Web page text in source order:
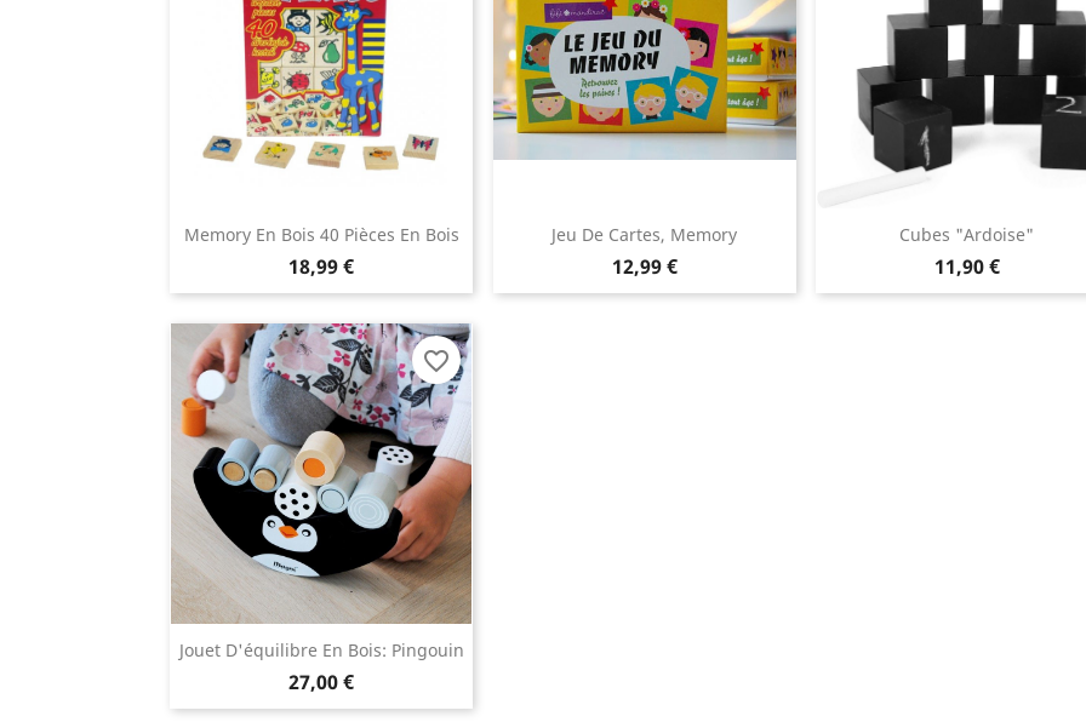
Memory En Bois 40 Pièces En Bois
18,99 €
Jeu De Cartes, Memory
12,99 €
Cubes "Ardoise"
11,90 €
Jouet D'équilibre En Bois: Pingouin
27,00 €
favorite_border